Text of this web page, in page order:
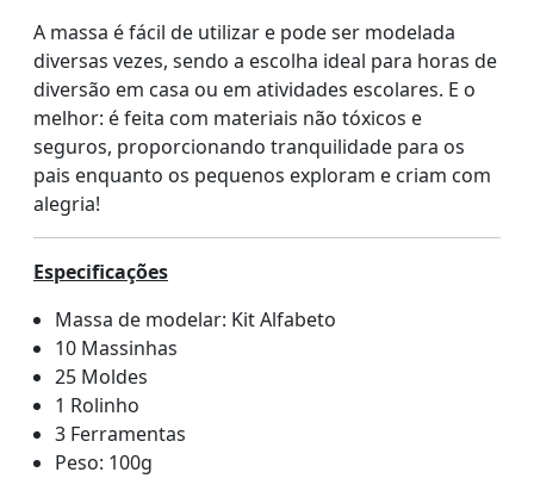
A massa é fácil de utilizar e pode ser modelada
diversas vezes, sendo a escolha ideal para horas de
diversão em casa ou em atividades escolares. E o
melhor: é feita com materiais não tóxicos e
seguros, proporcionando tranquilidade para os
pais enquanto os pequenos exploram e criam com
alegria!
Especificações
Massa de modelar: Kit Alfabeto
10 Massinhas
25 Moldes
1 Rolinho
3 Ferramentas
Peso: 100g